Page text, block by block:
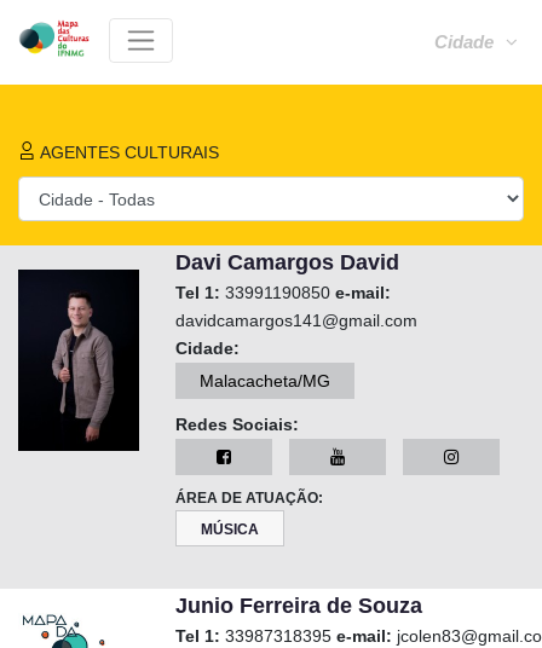
Cidade
AGENTES CULTURAIS
Davi Camargos David
Tel 1: 33991190850 e-mail:
davidcamargos141@gmail.com
Cidade:
Malacacheta/MG
Redes Sociais:
ÁREA DE ATUAÇÃO:
MÚSICA
Junio Ferreira de Souza
Tel 1: 33987318395 e-mail: